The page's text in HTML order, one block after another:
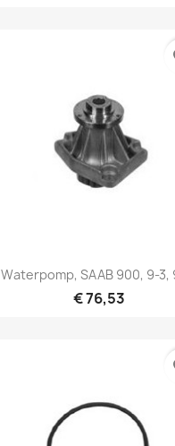
Snel bekijken
Waterpomp, SAAB 900, 9-3,
€ 76,53